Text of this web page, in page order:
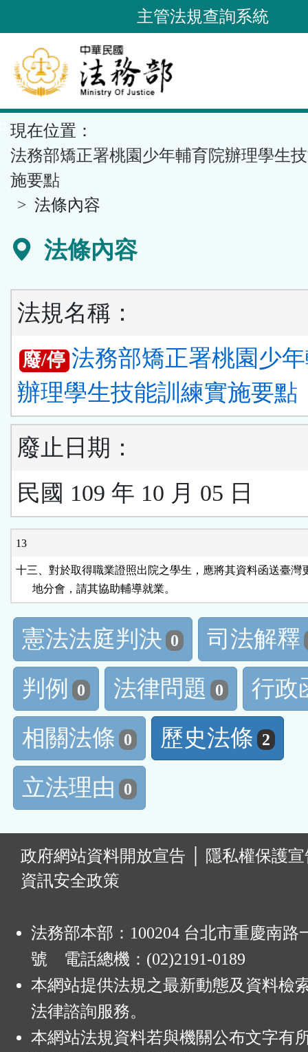
到
要
內
容
區
塊
主管法規查詢系統
現在位置：
法務部矯正署桃園少年輔育院辦理學生
施要點
法條內容
法條內容
法規名稱：
廢/停 法務部矯正署桃園少
辦理學生技能訓練實施要點
廢止日期：
民國 109 年 10 月 05 日
13
十三、對於取得職業證照出院之學生，應將其資料函送臺灣
      地分會，請其協助輔導就業。
憲法法庭判決 0
司法解釋
判例
0 法律問題 0
行政
相關法條 0 歷史法條 2
立法理由 0
政府網站資料開放宣告
隱私權保護
資訊安全政策
法務部本部：100204 台北市重慶南路
號 電話總機：(02)2191-0189
本網站提供法規之最新動態及資料檢
法律諮詢服務。
本網站法規資料若與機關公布文字有